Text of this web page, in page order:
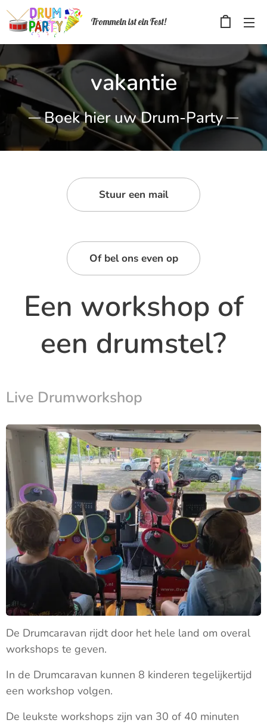
Trommeln ist ein Fest!
vakantie
Boek hier uw Drum-Party
Stuur een mail
Of bel ons even op
Een workshop of
een drumstel?
Live Drumworkshop
De Drumcaravan rijdt door het hele land om overal
workshops te geven.
In de Drumcaravan kunnen 8 kinderen tegelijkertijd
een workshop volgen.
De leukste workshops zijn van 30 of 40 minuten